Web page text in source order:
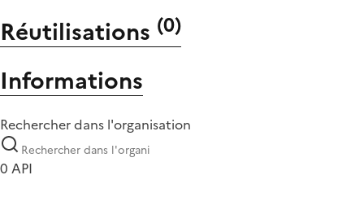
Réutilisations (0)
Informations
Rechercher dans l'organisation
0 API